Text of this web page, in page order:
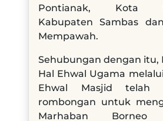
Pontianak, Kota
Kabupaten Sambas
Mempawah.
Sehubungan dengan itu,
Hal Ehwal Ugama
Ehwal Masjid telah
rombongan untuk
Marhaban Borneo